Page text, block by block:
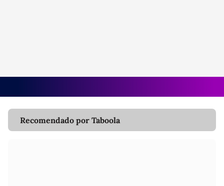
Recomendado por Taboola